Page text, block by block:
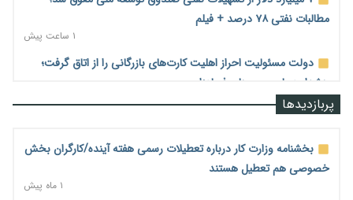
مطالبات نفتی ۷۸ درصد + فیلم
۱ ساعت پیش
دولت مسئولیت احراز اهلیت کارت‌های بازرگانی را از اتاق گرفت؛
هشدار درباره مسیرهای فسادزا
شبکه بانکی فراخوان داد + فیلم
دولت در حال تأمین منابع جدید برای افزایش اعتبار کالابرگ؛
پربازدیدها
بخشنامه وزارت کار درباره تعطیلات رسمی هفته آینده/کارگران بخش
خصوصی هم تعطیل هستند
۱ ماه پیش